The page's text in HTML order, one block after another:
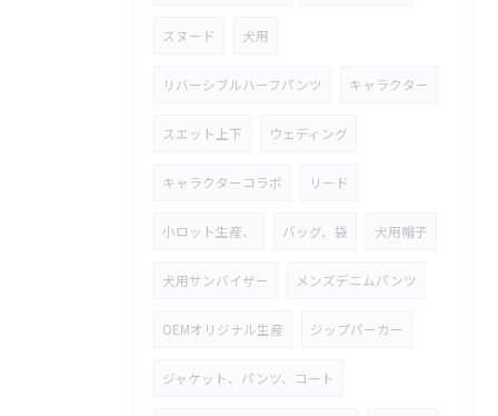
スヌード 犬用
リバーシブルハーフパンツ キャラクター
スエット上下 ウェディング
キャラクターコラボ リード
小ロット生産、 バッグ、袋 犬用帽子
犬用サンバイザー メンズデニムパンツ
OEMオリジナル生産 ジップパーカー
ジャケット、パンツ、コート